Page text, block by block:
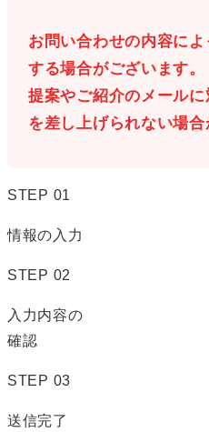
お問い合わせの内容に
する場合がございます。
提案やご紹介のメール
を差し上げられない場合
STEP 01
情報の入力
STEP 02
入力内容の
確認
STEP 03
送信完了